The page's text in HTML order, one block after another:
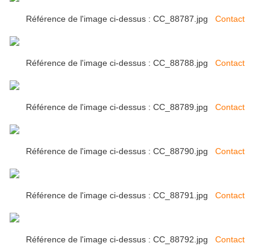
Référence de l'image ci-dessus : CC_88787.jpg Contact
Référence de l'image ci-dessus : CC_88788.jpg Contact
Référence de l'image ci-dessus : CC_88789.jpg Contact
Référence de l'image ci-dessus : CC_88790.jpg Contact
Référence de l'image ci-dessus : CC_88791.jpg Contact
Référence de l'image ci-dessus : CC_88792.jpg Contact